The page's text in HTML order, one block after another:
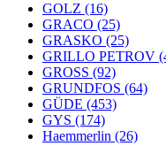
GOLZ (16)
GRACO (25)
GRASKO (25)
GRILLO PETROV
GROSS (92)
GRUNDFOS (64)
GÜDE (453)
GYS (174)
Haemmerlin (26)